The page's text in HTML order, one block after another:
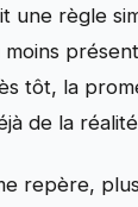
une règle
tôt, la
de la
repère,